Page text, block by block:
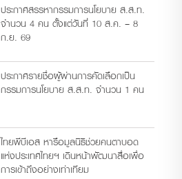
ประกาศสรรหากรรมการนโยบาย ส.ส.ท.
จำนวน 4 คน ตั้งแต่วันที่ 10 ส.ค. – 8
ก.ย. 69
ประกาศรายชื่อผู้ผ่านการคัดเลือกเป็น
กรรมการนโยบาย ส.ส.ท. จำนวน 1 คน
ไทยพีบีเอส หารือมูลนิธิช่วยคนตาบอด
แห่งประเทศไทยฯ เดินหน้าพัฒนาสื่อเพื่อ
การเข้าถึงอย่างเท่าเทียม